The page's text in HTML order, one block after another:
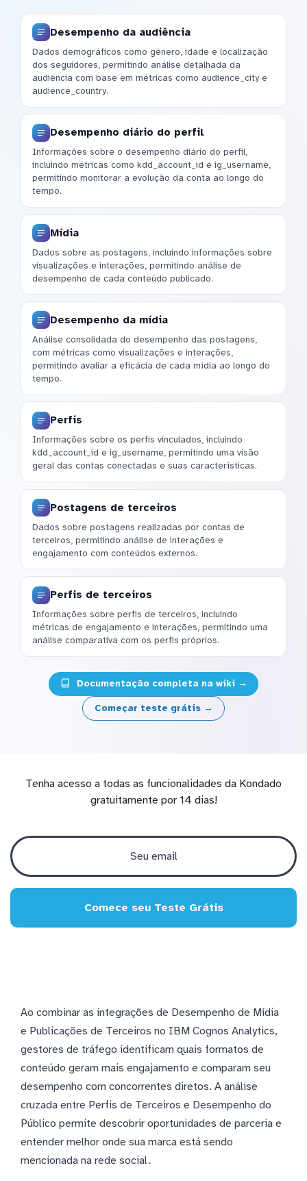
Desempenho da audiência
Dados demográficos como gênero, idade e localização
dos seguidores, permitindo análise detalhada da
audiência com base em métricas como audience_city e
audience_country.
Desempenho diário do perfil
Informações sobre o desempenho diário do perfil,
incluindo métricas como kdd_account_id e ig_username,
permitindo monitorar a evolução da conta ao longo do
tempo.
Mídia
Dados sobre as postagens, incluindo informações sobre
visualizações e interações, permitindo análise de
desempenho de cada conteúdo publicado.
Desempenho da mídia
Análise consolidada do desempenho das postagens,
com métricas como visualizações e interações,
permitindo avaliar a eficácia de cada mídia ao longo do
tempo.
Perfis
Informações sobre os perfis vinculados, incluindo
kdd_account_id e ig_username, permitindo uma visão
geral das contas conectadas e suas características.
Postagens de terceiros
Dados sobre postagens realizadas por contas de
terceiros, permitindo análise de interações e
engajamento com conteúdos externos.
Perfis de terceiros
Informações sobre perfis de terceiros, incluindo
métricas de engajamento e interações, permitindo uma
análise comparativa com os perfis próprios.
Documentação completa na wiki →
Começar teste grátis →
Tenha acesso a todas as funcionalidades da Kondado
gratuitamente por 14 dias!
Comece seu Teste Grátis
Ao combinar as integrações de Desempenho de Mídia
e Publicações de Terceiros no IBM Cognos Analytics,
gestores de tráfego identificam quais formatos de
conteúdo geram mais engajamento e comparam seu
desempenho com concorrentes diretos. A análise
cruzada entre Perfis de Terceiros e Desempenho do
Público permite descobrir oportunidades de parceria e
entender melhor onde sua marca está sendo
mencionada na rede social.